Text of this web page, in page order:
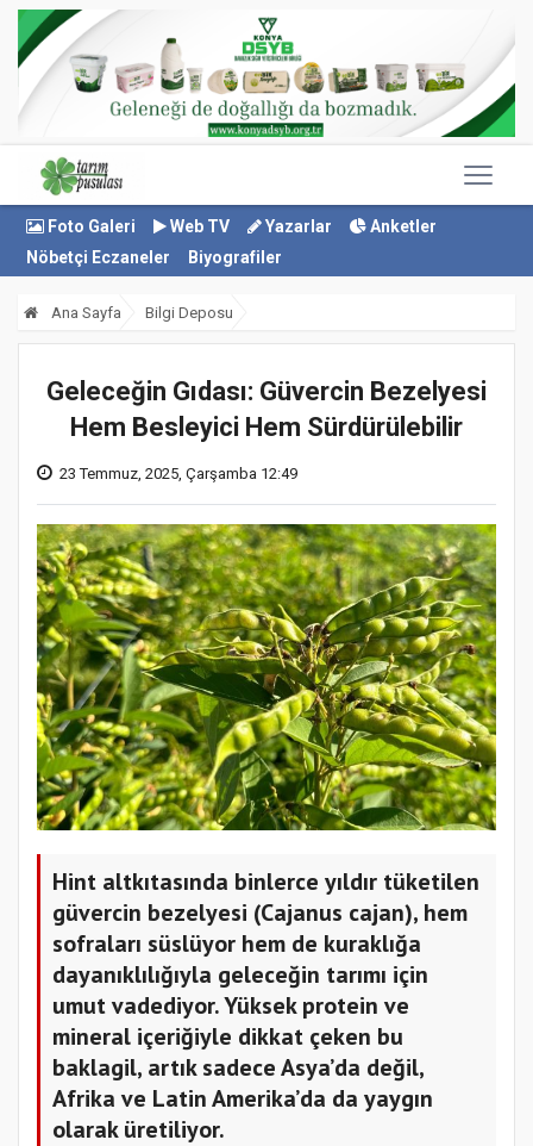
Foto Galeri Web TV Yazarlar
Anketler
Nöbetçi Eczaneler
Biyografiler
Ana Sayfa Bilgi Deposu
Geleceğin Gıdası: Güvercin Bezelyesi
Hem Besleyici Hem Sürdürülebilir
23 Temmuz, 2025, Çarşamba 12:49
Hint altkıtasında binlerce yıldır tüketilen
güvercin bezelyesi (Cajanus cajan), hem
sofraları süslüyor hem de kuraklığa
dayanıklılığıyla geleceğin tarımı için
umut vadediyor. Yüksek protein ve
mineral içeriğiyle dikkat çeken bu
baklagil, artık sadece Asya’da değil,
Afrika ve Latin Amerika’da da yaygın
olarak üretiliyor.